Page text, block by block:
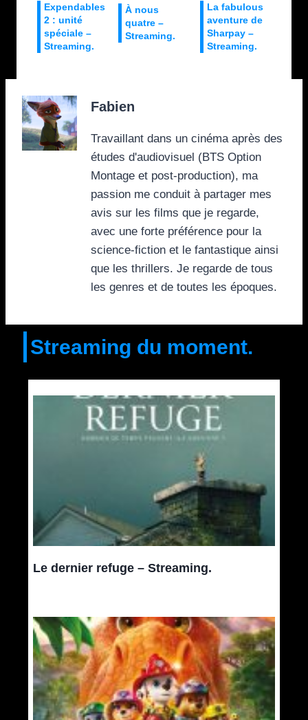
Expendables
2 : unité
spéciale –
Streaming.
À nous
quatre –
Streaming.
La fabulous
aventure de
Sharpay –
Streaming.
Fabien
Travaillant dans un cinéma après des
études d'audiovisuel (BTS Option
Montage et post-production), ma
passion me conduit à partager mes
avis sur les films que je regarde,
avec une forte préférence pour la
science-fiction et le fantastique ainsi
que les thrillers. Je regarde de tous
les genres et de toutes les époques.
Streaming du moment.
Le dernier refuge – Streaming.